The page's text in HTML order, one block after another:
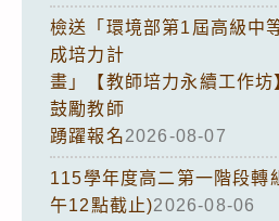
檢送「環境部第1屆高級中
成培力計
畫」【教師培力永續工作
鼓勵教師
踴躍報名2026-08-07
115學年度高二第一階段轉
午12點截止)2026-08-06